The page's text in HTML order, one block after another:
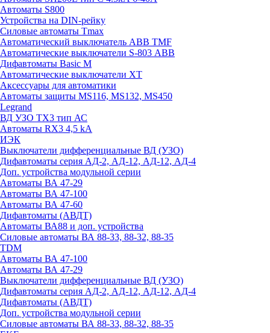
Автоматы S800
Устройства на DIN-рейку
Силовые автоматы Tmax
Автоматический выключатель ABB TMF
Автоматические выключатели S-803 АВВ
Дифавтоматы Basic M
Автоматические выключатели XT
Аксессуары для автоматики
Автоматы защиты MS116, MS132, MS450
Legrand
ВД УЗО TX3 тип АС
Автоматы RX3 4,5 kA
ИЭК
Выключатели дифференциальные ВД (УЗО)
Дифавтоматы серия АД-2, АД-12, АД-12, АД-4
Доп. устройства модульной серии
Автоматы ВА 47-29
Автоматы ВА 47-100
Автоматы ВА 47-60
Дифавтоматы (АВДТ)
Автоматы ВА88 и доп. устройства
Силовые автоматы ВА 88-33, 88-32, 88-35
TDM
Автоматы ВА 47-100
Автоматы ВА 47-29
Выключатели дифференциальные ВД (УЗО)
Дифавтоматы серия АД-2, АД-12, АД-12, АД-4
Дифавтоматы (АВДТ)
Доп. устройства модульной серии
Силовые автоматы ВА 88-33, 88-32, 88-35